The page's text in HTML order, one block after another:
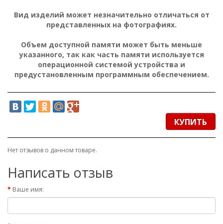
Вид изделий может незначительно отличаться от
представленных на фотографиях.
Объем доступной памяти может быть меньше
указанного, так как часть памяти используется
операционной системой устройства и
предустановленным программным обеспечением.
КУПИТЬ
Нет отзывов о данном товаре.
Написать отзыв
Ваше имя: